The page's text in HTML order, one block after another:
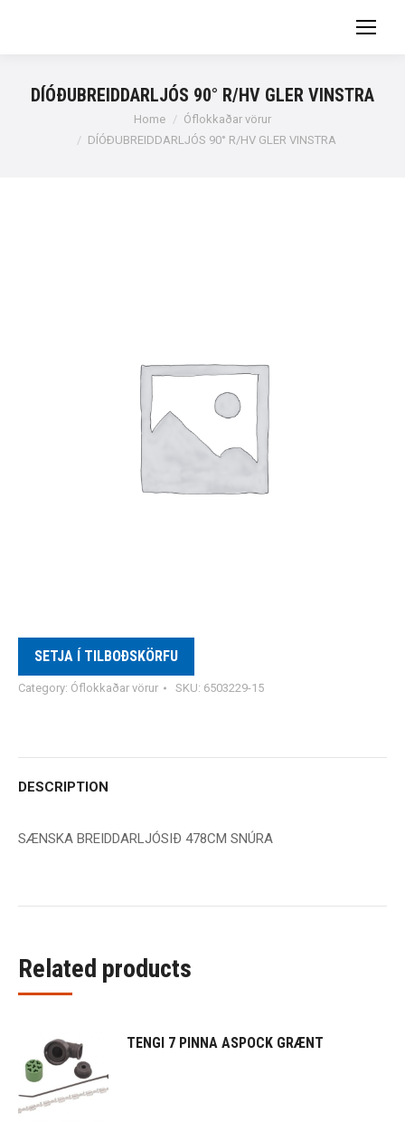
DÍÓÐUBREIDDARLJÓS 90° R/HV GLER VINSTRA
Home
Óflokkaðar vörur
DÍÓÐUBREIDDARLJÓS 90° R/HV GLER VINSTRA
SETJA Í TILBOÐSKÖRFU
Category: Óflokkaðar vörur SKU: 6503229-15
DESCRIPTION
SÆNSKA BREIDDARLJÓSIÐ 478CM SNÚRA
Related products
TENGI 7 PINNA ASPOCK GRÆNT